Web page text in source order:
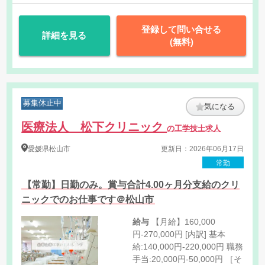
詳細を見る
登録して問い合せる
(無料)
募集休止中 気になる
医療法人 松下クリニックの工学技士求人
愛媛県松山市
更新日：2026年06月17日
常勤
【常勤】日勤のみ。賞与合計4.00ヶ月分支給のクリ
ニックでのお仕事です＠松山市
給与
円-270,000円 [内訳] 基本
給:140,000円-220,000円 職務
手当:20,000円-50,000円 ［そ